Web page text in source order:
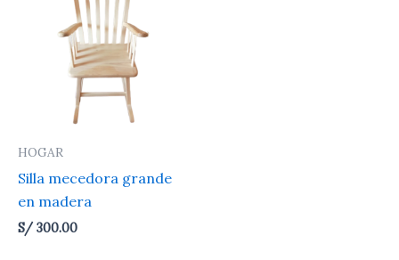
HOGAR
Silla mecedora grande
en madera
S/300.00